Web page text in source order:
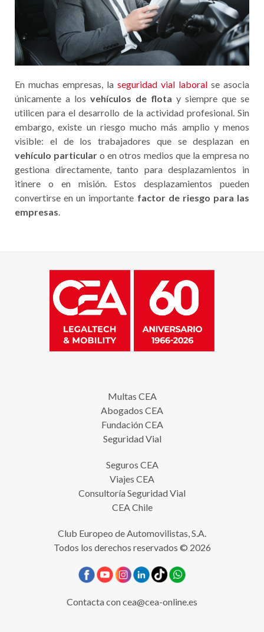
En muchas empresas, la seguridad vial laboral se asocia
únicamente a los vehículos de flota y siempre que se
utilicen para el desarrollo de la actividad profesional. Sin
embargo, existe un riesgo mucho más amplio y menos
visible: el de los trabajadores que se desplazan en
vehículo particular o en otros medios que la empresa no
gestiona directamente, tanto para desplazamientos in
itinere o en misión. Estos desplazamientos pueden
convertirse en un importante factor de riesgo para las
empresas.
Multas CEA
Abogados CEA
Fundación CEA
Seguridad Vial
Seguros CEA
Viajes CEA
Consultoría Seguridad Vial
CEA Chile
Club Europeo de Automovilistas, S.A.
Todos los derechos reservados © 2026
Contacta concea@cea-online.es